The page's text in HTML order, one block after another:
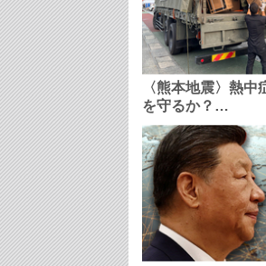
〈熊本地震〉熱中
を守るか？…